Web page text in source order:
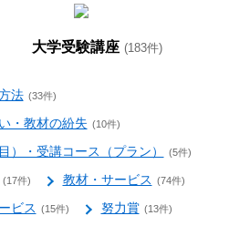
大学受験講座 (183件)
法 (33件)
・教材の紛失 (10件)
）・受講コース（プラン） (5件)
(17件) 教材・サービス (74件)
ビス (15件) 努力賞 (13件)